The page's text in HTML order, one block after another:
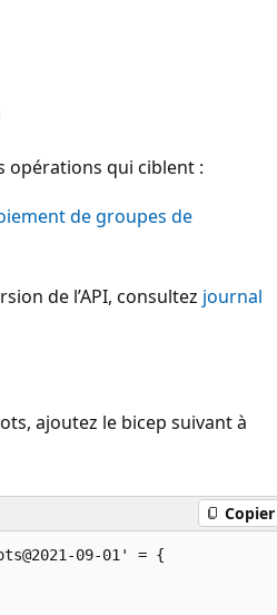
opérations qui ciblent :
de groupes de
de l’API, consultez journal
ajoutez le bicep suivant à
Copier
09-01' = {